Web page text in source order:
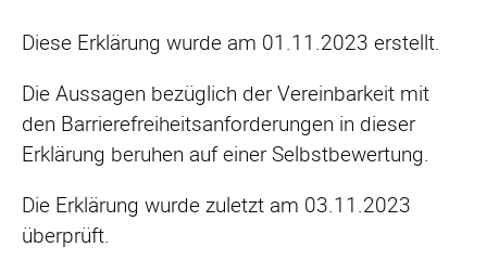
Diese Erklärung wurde am 01.11.2023 erstellt.
Die Aussagen bezüglich der Vereinbarkeit mit
den Barrierefreiheitsanforderungen in dieser
Erklärung beruhen auf einer Selbstbewertung.
Die Erklärung wurde zuletzt am 03.11.2023
überprüft.